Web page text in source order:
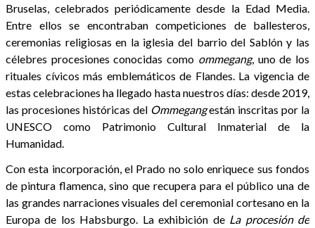
Bruselas, celebrados periódicamente desde la Edad Media.
Entre ellos se encontraban competiciones de ballesteros,
ceremonias religiosas en la iglesia del barrio del Sablón y las
célebres procesiones conocidas como ommegang, uno de los
rituales cívicos más emblemáticos de Flandes. La vigencia de
estas celebraciones ha llegado hasta nuestros días: desde 2019,
las procesiones históricas del Ommegangestán inscritas por la
UNESCO como Patrimonio Cultural Inmaterial de la
Humanidad.
Con esta incorporación, el Prado no solo enriquece sus fondos
de pintura flamenca, sino que recupera para el público una de
las grandes narraciones visuales del ceremonial cortesano en la
Europa de los Habsburgo. La exhibición de La procesión de